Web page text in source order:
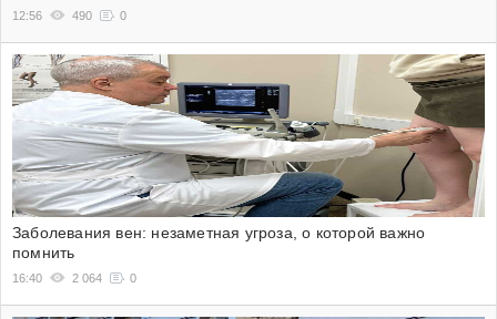
12:56 490 0
Заболевания вен: незаметная угроза, о которой важно
помнить
16:40 2 064 0